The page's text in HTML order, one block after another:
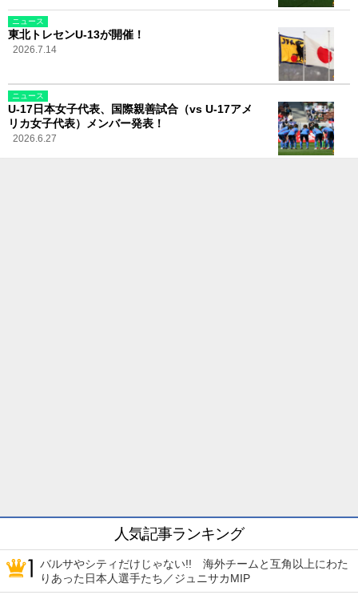
ニュース
東北トレセンU-13が開催！
2026.7.14
ニュース
U-17日本女子代表、国際親善試合（vs U-17アメ
リカ女子代表）メンバー発表！
2026.6.27
人気記事ランキング
バルサやシティだけじゃない!! 海外チームと互角以上にわた
りあった日本人選手たち／ジュニサカMIP